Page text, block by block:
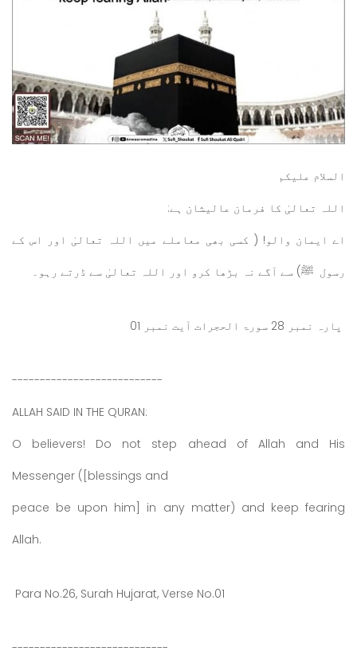
السلام عليكم
اللہ تعالیٰ کا فرمان عالیشان ہے:
اے ایمان والو! ( کسی بھی معاملے میں اللہ تعالیٰ اور اس کے
رسول ﷺ) سے آگے نہ بڑھا کرو اور اللہ تعالیٰ سے ڈرتے رہو۔
پارہ نمبر 28 سورۃ الحجرات آیت نمبر 01
---------------------------
ALLAH SAID IN THE QURAN:
O believers! Do not step ahead of Allah and His
Messenger ([blessings and
peace be upon him] in any matter) and keep fearing
Allah.
Para No.26, Surah Hujarat, Verse No.01
----------------------------